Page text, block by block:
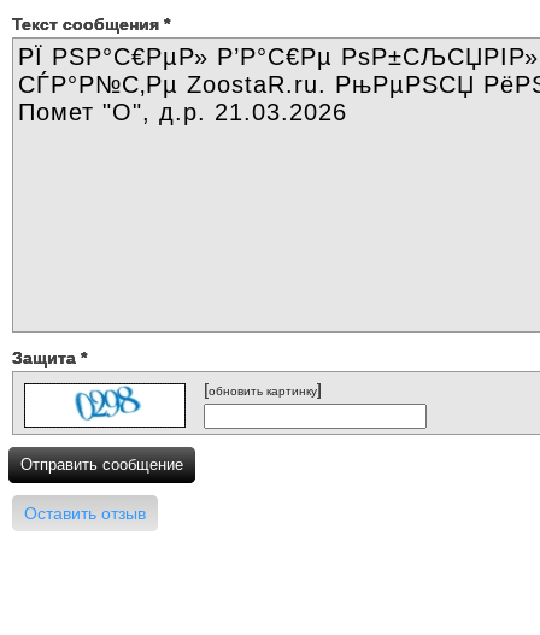
Текст сообщения *
Защита *
[обновить картинку]
Отправить сообщение
Оставить отзыв